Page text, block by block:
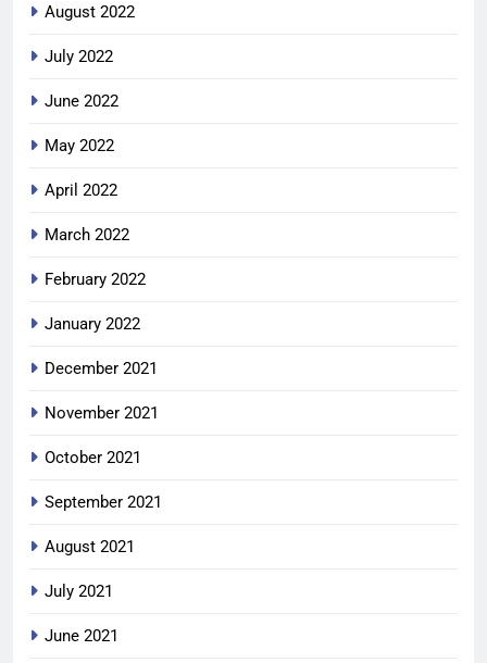
August 2022
July 2022
June 2022
May 2022
April 2022
March 2022
February 2022
January 2022
December 2021
November 2021
October 2021
September 2021
August 2021
July 2021
June 2021